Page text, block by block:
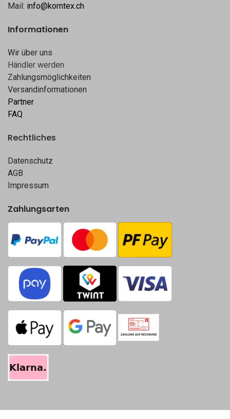
Mail: info@korntex.ch
Informationen
Wir über uns
Hä​​ndle​​r werden​​
Zahlungsmöglichkeiten
Versandinformationen
Partner
FAQ
Rechtliches
Datenschutz
AGB
Impressum
Zahlungsarten